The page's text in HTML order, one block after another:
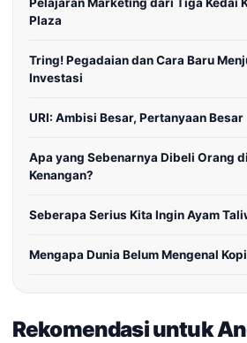
Plaza
Tring! Pegadaian dan Cara Baru
Investasi
URI: Ambisi Besar, Pertanyaan Besar
Apa yang Sebenarnya Dibeli Orang
Kenangan?
Seberapa Serius Kita Ingin Ayam
Mengapa Dunia Belum Mengenal
Rekomendasi untuk